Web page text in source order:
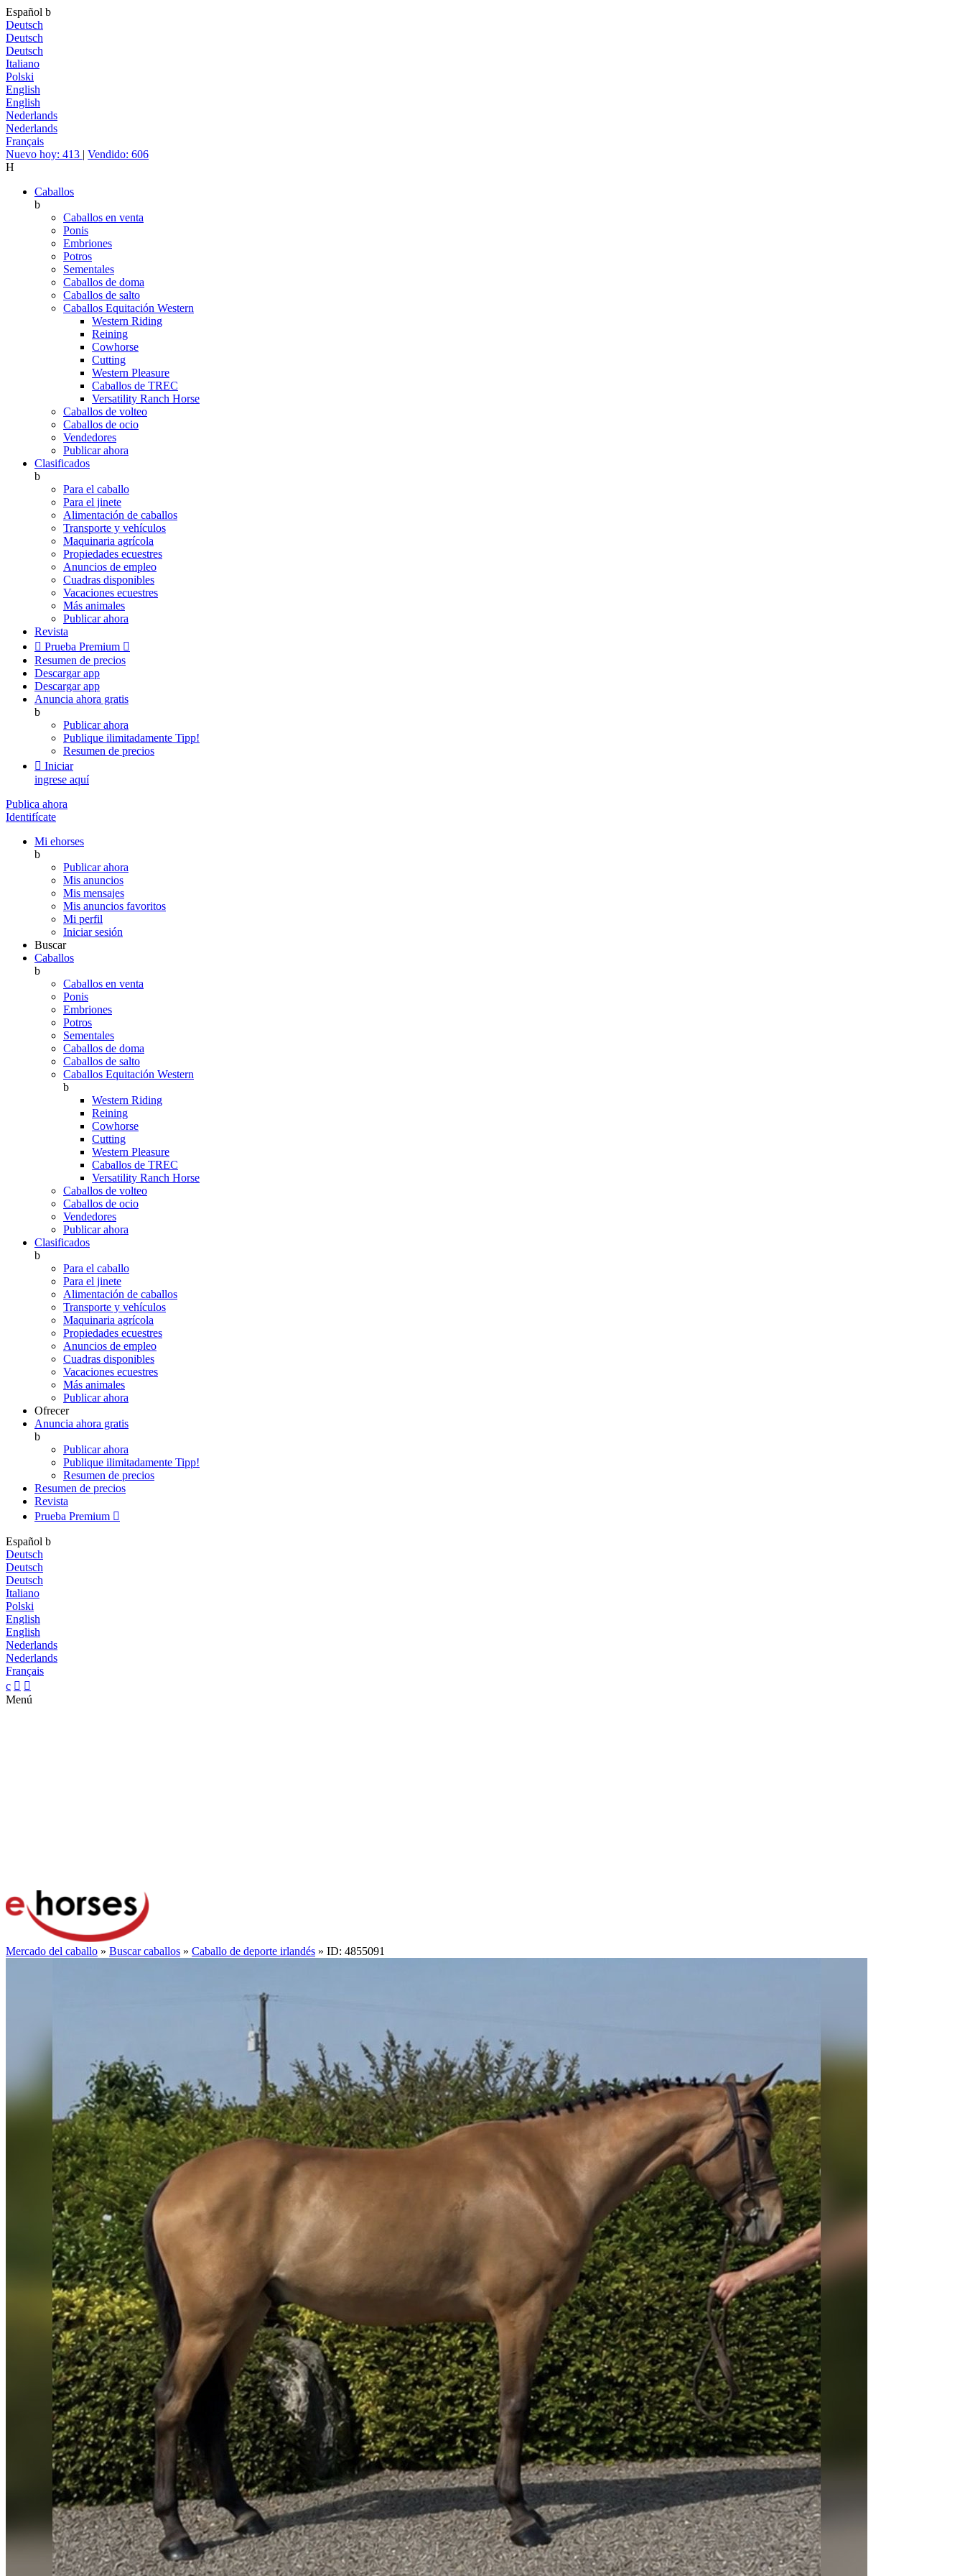
Español b
Deutsch
Deutsch
Deutsch
Italiano
Polski
English
English
Nederlands
Nederlands
Français
Nuevo hoy: 413 | Vendido: 606
H
Caballos
b
Caballos en venta
Ponis
Embriones
Potros
Sementales
Caballos de doma
Caballos de salto
Caballos Equitación Western
Western Riding
Reining
Cowhorse
Cutting
Western Pleasure
Caballos de TREC
Versatility Ranch Horse
Caballos de volteo
Caballos de ocio
Vendedores
Publicar ahora
Clasificados
b
Para el caballo
Para el jinete
Alimentación de caballos
Transporte y vehículos
Maquinaria agrícola
Propiedades ecuestres
Anuncios de empleo
Cuadras disponibles
Vacaciones ecuestres
Más animales
Publicar ahora
Revista
 Prueba Premium 
Resumen de precios
Descargar app
Descargar app
Anuncia ahora gratis
b
Publicar ahora
Publique ilimitadamente Tipp!
Resumen de precios
 Iniciar
ingrese aquí
Publica ahora
Identifícate
Mi ehorses
b
Publicar ahora
Mis anuncios
Mis mensajes
Mis anuncios favoritos
Mi perfil
Iniciar sesión
Buscar
Caballos
b
Caballos en venta
Ponis
Embriones
Potros
Sementales
Caballos de doma
Caballos de salto
Caballos Equitación Western
b
Western Riding
Reining
Cowhorse
Cutting
Western Pleasure
Caballos de TREC
Versatility Ranch Horse
Caballos de volteo
Caballos de ocio
Vendedores
Publicar ahora
Clasificados
b
Para el caballo
Para el jinete
Alimentación de caballos
Transporte y vehículos
Maquinaria agrícola
Propiedades ecuestres
Anuncios de empleo
Cuadras disponibles
Vacaciones ecuestres
Más animales
Publicar ahora
Ofrecer
Anuncia ahora gratis
b
Publicar ahora
Publique ilimitadamente Tipp!
Resumen de precios
Resumen de precios
Revista
Prueba Premium 
Español b
Deutsch
Deutsch
Deutsch
Italiano
Polski
English
English
Nederlands
Nederlands
Français
c  
Menú
Mercado del caballo » Buscar caballos » Caballo de deporte irlandés » ID: 4855091